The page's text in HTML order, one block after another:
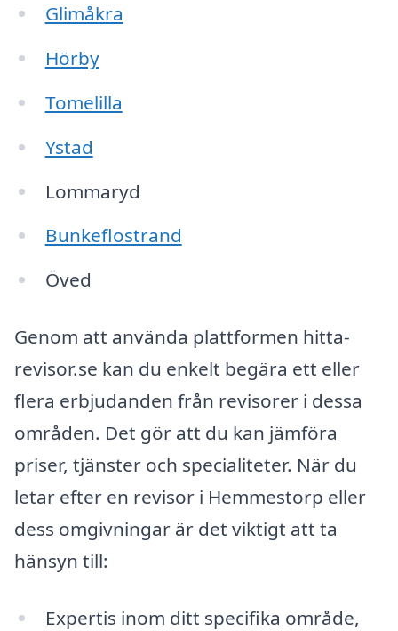
Glimåkra
Hörby
Tomelilla
Ystad
Lommaryd
Bunkeflostrand
Öved
Genom att använda plattformen hitta-
revisor.se kan du enkelt begära ett eller
flera erbjudanden från revisorer i dessa
områden. Det gör att du kan jämföra
priser, tjänster och specialiteter. När du
letar efter en revisor i Hemmestorp eller
dess omgivningar är det viktigt att ta
hänsyn till:
Expertis inom ditt specifika område,